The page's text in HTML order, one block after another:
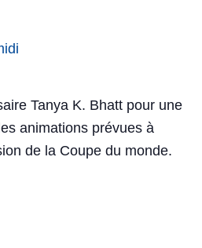
Tanya K. Bhatt pour une
animations prévues à
de la Coupe du monde.